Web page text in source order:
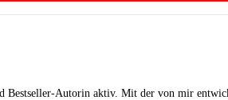
Bestseller-Autorin aktiv. Mit der von mir